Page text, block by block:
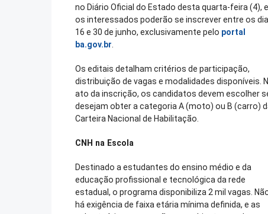
no Diário Oficial do Estado desta quarta-feira (4), e
os interessados poderão se inscrever entre os
16 e 30 de junho, exclusivamente pelo portal
ba.gov.br
Os editais detalham critérios de participação,
distribuição de vagas e modalidades disponíveis.
ato da inscrição, os candidatos devem escolher
desejam obter a categoria A (moto) ou B (carro)
Carteira Nacional de Habilitação.
CNH na Escola
Destinado a estudantes do ensino médio e da
educação profissional e tecnológica da rede
estadual, o programa disponibiliza 2 mil vagas.
há exigência de faixa etária mínima definida, e as